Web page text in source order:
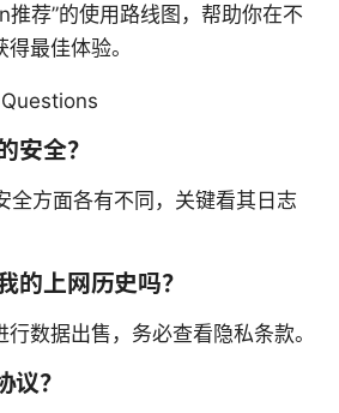
推荐”的使用路线图，帮助你在不
最佳体验。
安全？
全方面各有不同，关键看其日志
的上网历史吗？
数据出售，务必查看隐私条款。
议？